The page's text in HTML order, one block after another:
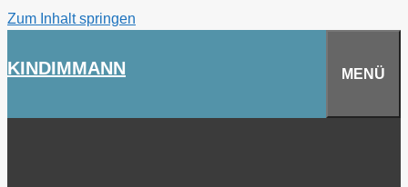
Zum Inhalt springen
KINDIMMANN MENÜ